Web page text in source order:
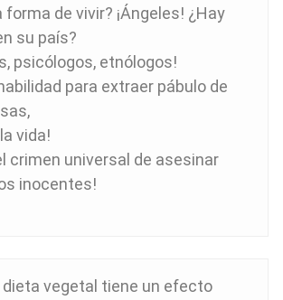
forma de vivir? ¡Ángeles! ¿Hay
su país?
psicólogos, etnólogos!
para extraer pábulo de
vida!
crimen universal de asesinar
inocentes!
dieta vegetal tiene un efecto